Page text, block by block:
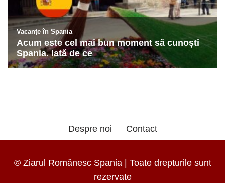
Despre noi Contact
© Ziarul Românesc Spania | Toate drepturile sunt
rezervate